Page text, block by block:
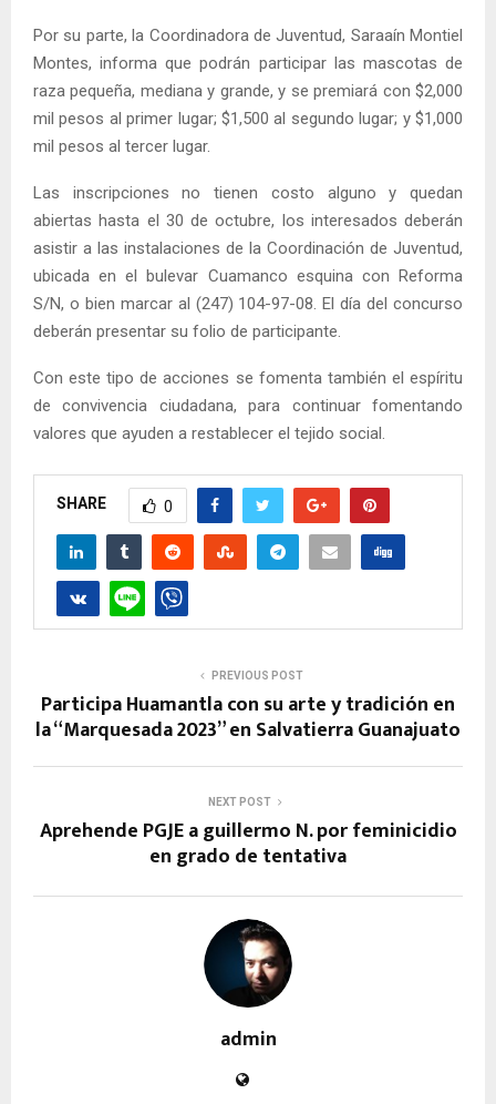
Por su parte, la Coordinadora de Juventud, Saraaín Montiel
Montes, informa que podrán participar las mascotas de
raza pequeña, mediana y grande, y se premiará con $2,000
mil pesos al primer lugar; $1,500 al segundo lugar; y $1,000
mil pesos al tercer lugar.
Las inscripciones no tienen costo alguno y quedan
abiertas hasta el 30 de octubre, los interesados deberán
asistir a las instalaciones de la Coordinación de Juventud,
ubicada en el bulevar Cuamanco esquina con Reforma
S/N, o bien marcar al (247) 104-97-08. El día del concurso
deberán presentar su folio de participante.
Con este tipo de acciones se fomenta también el espíritu
de convivencia ciudadana, para continuar fomentando
valores que ayuden a restablecer el tejido social.
SHARE 0
PREVIOUS POST
Participa Huamantla con su arte y tradición en
la “Marquesada 2023” en Salvatierra Guanajuato
NEXT POST
Aprehende PGJE a guillermo N. por feminicidio
en grado de tentativa
admin